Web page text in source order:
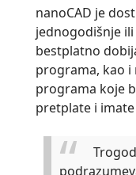
nanoCAD je
jednogodišnje
bestplatno
programa, kao i
programa koje
pretplate i